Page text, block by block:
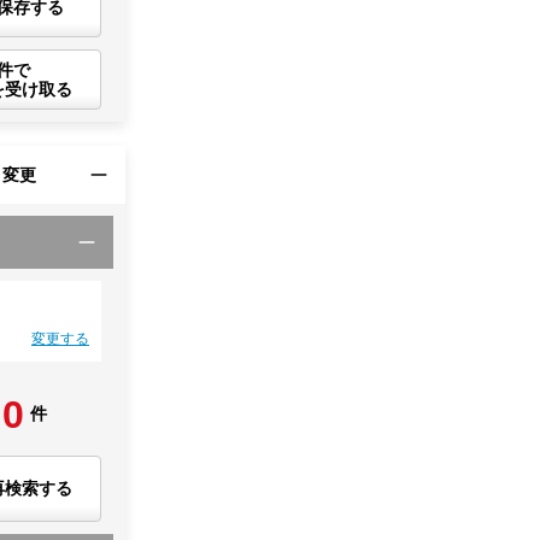
存する
で
受け取る
更
変更する
0 件
検索する